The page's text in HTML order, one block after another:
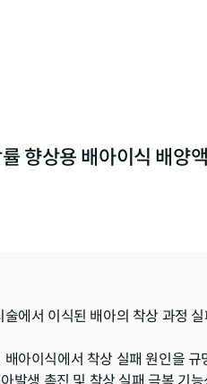
향상용 배아이식 배양
에서 이식된 배아의 착상 과정
배아이식에서 착상 실패 원인을